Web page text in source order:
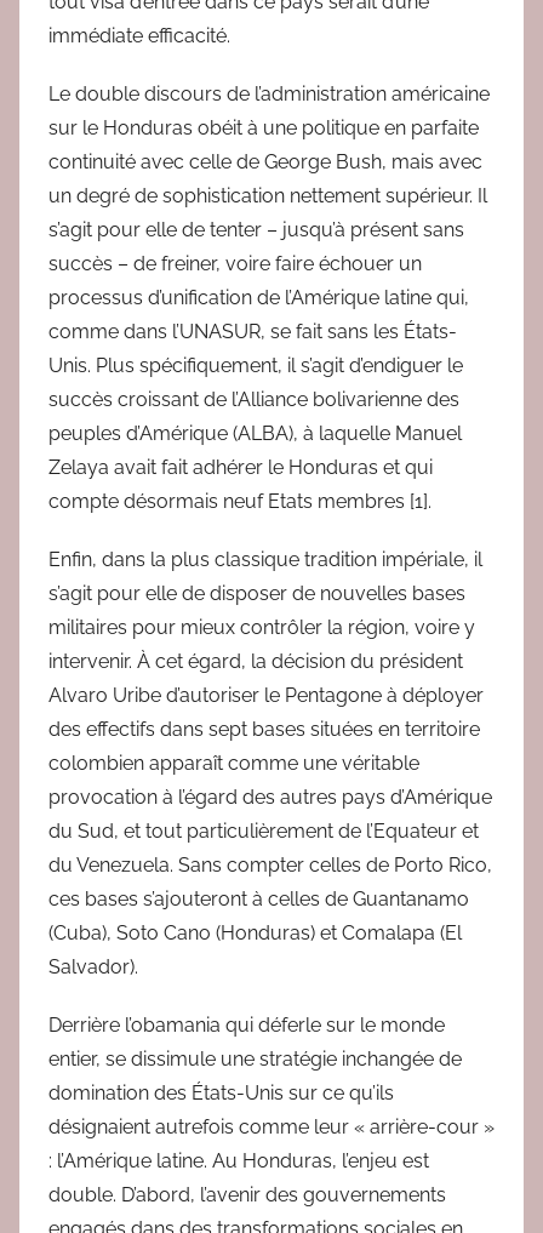
immédiate efficacité.
Le double discours de l’administration américaine
sur le Honduras obéit à une politique en parfaite
continuité avec celle de George Bush, mais avec
un degré de sophistication nettement supérieur. Il
s’agit pour elle de tenter – jusqu’à présent sans
succès – de freiner, voire faire échouer un
processus d’unification de l’Amérique latine qui,
comme dans l’UNASUR, se fait sans les États-
Unis. Plus spécifiquement, il s’agit d’endiguer le
succès croissant de l’Alliance bolivarienne des
peuples d’Amérique (ALBA), à laquelle Manuel
Zelaya avait fait adhérer le Honduras et qui
compte désormais neuf Etats membres [1].
Enfin, dans la plus classique tradition impériale, il
s’agit pour elle de disposer de nouvelles bases
militaires pour mieux contrôler la région, voire y
intervenir. À cet égard, la décision du président
Alvaro Uribe d’autoriser le Pentagone à déployer
des effectifs dans sept bases situées en territoire
colombien apparaît comme une véritable
provocation à l’égard des autres pays d’Amérique
du Sud, et tout particulièrement de l’Equateur et
du Venezuela. Sans compter celles de Porto Rico,
ces bases s’ajouteront à celles de Guantanamo
(Cuba), Soto Cano (Honduras) et Comalapa (El
Salvador).
Derrière l’obamania qui déferle sur le monde
entier, se dissimule une stratégie inchangée de
domination des États-Unis sur ce qu’ils
désignaient autrefois comme leur « arrière-cour »
: l’Amérique latine. Au Honduras, l’enjeu est
double. D’abord, l’avenir des gouvernements